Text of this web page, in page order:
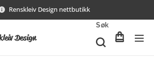
Renskleiv Design nettbutikk
Design
Søk